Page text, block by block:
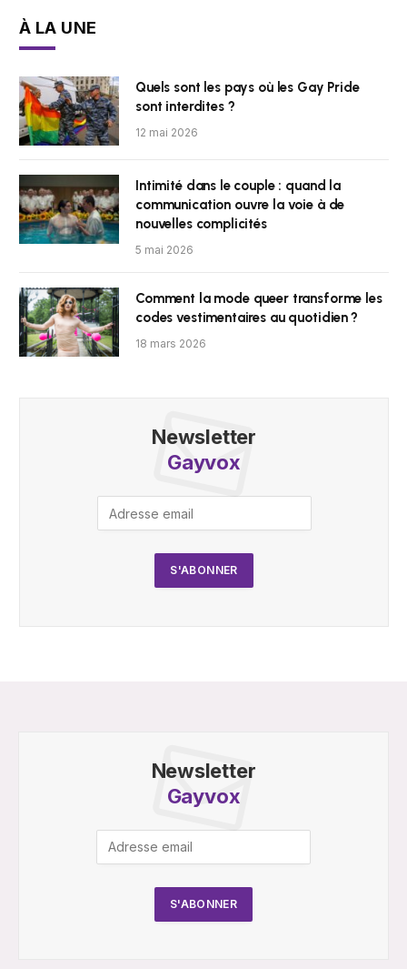
À LA UNE
Quels sont les pays où les Gay Pride
sont interdites ?
12 mai 2026
Intimité dans le couple : quand la
communication ouvre la voie à de
nouvelles complicités
5 mai 2026
Comment la mode queer transforme les
codes vestimentaires au quotidien ?
18 mars 2026
Newsletter
Gayvox
Newsletter
Gayvox